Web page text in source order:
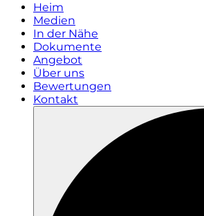
Heim
Medien
In der Nähe
Dokumente
Angebot
Über uns
Bewertungen
Kontakt